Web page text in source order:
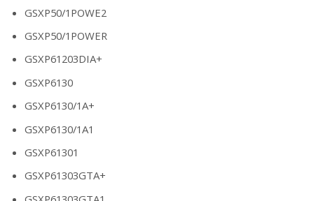
GSXP50/1POWE2
GSXP50/1POWER
GSXP61203DIA+
GSXP6130
GSXP6130/1A+
GSXP6130/1A1
GSXP61301
GSXP61303GTA+